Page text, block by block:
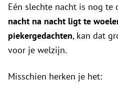
Eén slechte nacht is nog te
nacht na nacht ligt te
piekergedachten, kan dat
voor je welzijn.
Misschien herken je het: